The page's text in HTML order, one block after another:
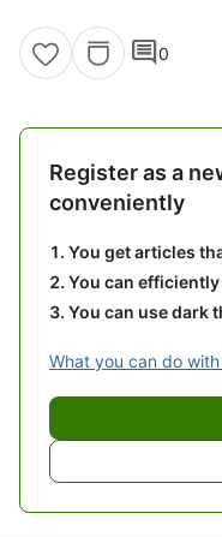
comment0
Register as a
conveniently
You get articles
You can
You can use dark
What you can do